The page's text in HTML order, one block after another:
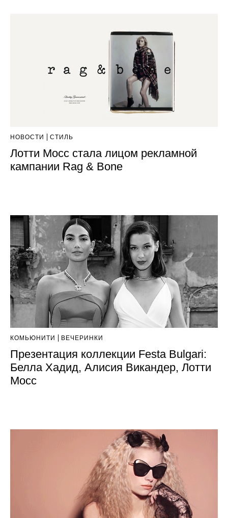
НОВОСТИ СТИЛЬ
Лотти Мосс стала лицом рекламной
кампании Rag & Bone
КОМЬЮНИТИ ВЕЧЕРИНКИ
Презентация коллекции Festa Bulgari:
Белла Хадид, Алисия Викандер, Лотти
Мосс